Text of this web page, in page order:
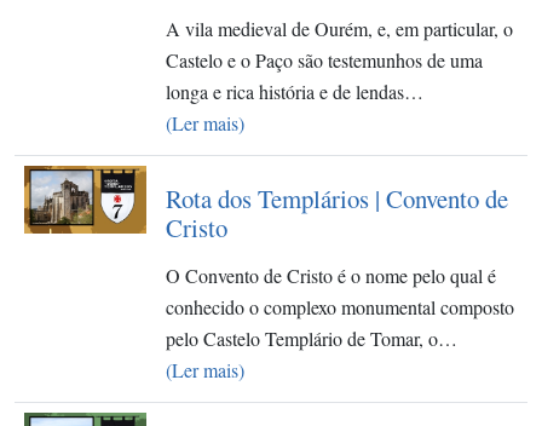
A vila medieval de Ourém, e, em particular, o
Castelo e o Paço são testemunhos de uma
longa e rica história e de lendas…
(Ler mais)
Rota dos Templários | Convento de
Cristo
O Convento de Cristo é o nome pelo qual é
conhecido o complexo monumental composto
pelo Castelo Templário de Tomar, o…
(Ler mais)